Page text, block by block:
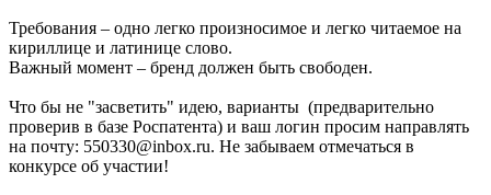
Требования – одно легко произносимое и легко читаемое на
кириллице и латинице слово.
Важный момент – бренд должен быть свободен.
Что бы не "засветить" идею, варианты (предварительно
проверив в базе Роспатента) и ваш логин просим направлять
на почту: 550330@inbox.ru. Не забываем отмечаться в
конкурсе об участии!